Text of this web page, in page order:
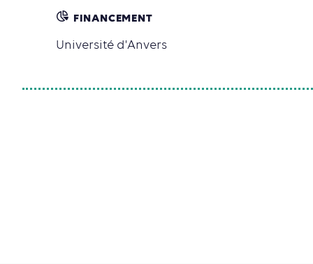
FINANCEMENT
Université d'Anvers